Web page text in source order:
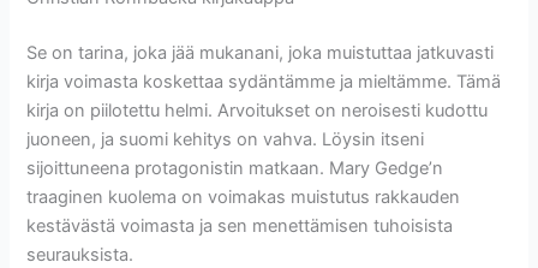
Se on tarina, joka jää mukanani, joka muistuttaa jatkuvasti
kirja voimasta koskettaa sydäntämme ja mieltämme. Tämä
kirja on piilotettu helmi. Arvoitukset on neroisesti kudottu
juoneen, ja suomi kehitys on vahva. Löysin itseni
sijoittuneena protagonistin matkaan. Mary Gedge’n
traaginen kuolema on voimakas muistutus rakkauden
kestävästä voimasta ja sen menettämisen tuhoisista
seurauksista.